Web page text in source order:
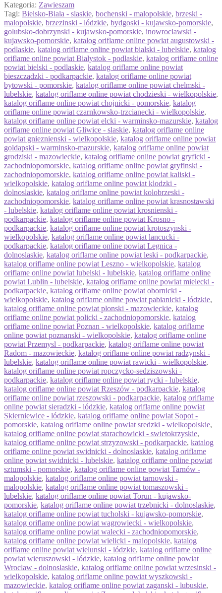
Kategoria: Zawieszam
Tagi: Bielsko-Biala - slaskie, bochenski - malopolskie, brzeski -
malopolskie, brzezinski - lódzkie, bydgoski - kujawsko-pomorskie,
golubsko-dobrzynski - kujawsko-pomorskie, inowroclawski -
kujawsko-pomorskie, katalog oriflame online powiat augustowski -
podlaskie, katalog oriflame online powiat bialski - lubelskie, katalog
oriflame online powiat Bialystok - podlaskie, katalog oriflame online
powiat bielski - podlaskie, katalog oriflame online powiat
bieszczadzki - podkarpackie, katalog oriflame online powiat
bytowski - pomorskie, katalog oriflame online powiat chelmski -
lubelskie, katalog oriflame online powiat chodzieski - wielkopolskie,
katalog oriflame online powiat chojnicki - pomorskie, katalog
oriflame online powiat czarnkowsko-trzcianecki - wielkopolskie,
katalog oriflame online powiat elcki - warminsko-mazurskie, katalog
oriflame online powiat Gliwice - slaskie, katalog oriflame online
powiat gnieznienski - wielkopolskie, katalog oriflame online powiat
goldapski - warminsko-mazurskie, katalog oriflame online powiat
grodziski - mazowieckie, katalog oriflame online powiat gryficki -
zachodniopomorskie, katalog oriflame online powiat gryfinski -
zachodniopomorskie, katalog oriflame online powiat kaliski -
wielkopolskie, katalog oriflame online powiat klodzki -
dolnoslaskie, katalog oriflame online powiat kolobrzeski -
zachodniopomorskie, katalog oriflame online powiat krasnostawski
- lubelskie, katalog oriflame online powiat krosnienski -
podkarpackie, katalog oriflame online powiat Krosno -
podkarpackie, katalog oriflame online powiat krotoszynski -
wielkopolskie, katalog oriflame online powiat lancucki -
podkarpackie, katalog oriflame online powiat Legnica -
dolnoslaskie, katalog oriflame online powiat leski - podkarpackie,
katalog oriflame online powiat Leszno - wielkopolskie, katalog
oriflame online powiat lubelski - lubelskie, katalog oriflame online
powiat Lublin - lubelskie, katalog oriflame online powiat mielecki -
podkarpackie, katalog oriflame online powiat obornicki -
wielkopolskie, katalog oriflame online powiat pabianicki - lódzkie,
katalog oriflame online powiat plonski - mazowieckie, katalog
oriflame online powiat policki - zachodniopomorskie, katalog
oriflame online powiat Poznan - wielkopolskie, katalog oriflame
online powiat poznanski - wielkopolskie, katalog oriflame online
powiat Przemysl - podkarpackie, katalog oriflame online powiat
Radom - mazowieckie, katalog oriflame online powiat radzynski -
lubelskie, katalog oriflame online powiat rawicki - wielkopolskie,
katalog oriflame online powiat ropczycko-sedziszowski -
podkarpackie, katalog oriflame online powiat rycki - lubelskie,
katalog oriflame online powiat Rzeszów - podkarpackie, katalog
oriflame online powiat rzeszowski - podkarpackie, katalog oriflame
online powiat sieradzki - lódzkie, katalog oriflame online powiat
Skierniewice - lódzkie, katalog oriflame online powiat Sopot -
pomorskie, katalog oriflame online powiat sredzki - wielkopolskie,
katalog oriflame online powiat starachowicki - swietokrzyskie,
katalog oriflame online powiat strzyzowski - podkarpackie, katalog
oriflame online powiat swidnicki - dolnoslaskie, katalog oriflame
online powiat swidnicki - lubelskie, katalog oriflame online powiat
sztumski - pomorskie, katalog oriflame online powiat Tarnów -
malopolskie, katalog oriflame online powiat tarnowski -
malopolskie, katalog oriflame online powiat tomaszowski -
lubelskie, katalog oriflame online powiat Torun - kujawsko-
pomorskie, katalog oriflame online powiat trzebnicki - dolnoslaskie,
katalog oriflame online powiat tucholski - kujawsko-pomorskie,
katalog oriflame online powiat wagrowiecki - wielkopolskie,
katalog oriflame online powiat walecki - zachodniopomorskie,
katalog oriflame online powiat wielicki - malopolskie, katalog
oriflame online powiat wielunski - lódzkie, katalog oriflame online
powiat wieruszowski - lódzkie, katalog oriflame online powiat
Wroclaw - dolnoslaskie, katalog oriflame online powiat wrzesinski -
wielkopolskie, katalog oriflame online powiat wyszkowski -
mazowieckie, katalog oriflame online powiat zaganski - lubuskie,